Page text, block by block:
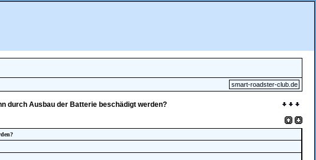
smart-roadster-club.de
durch Ausbau der Batterie beschädigt werden?